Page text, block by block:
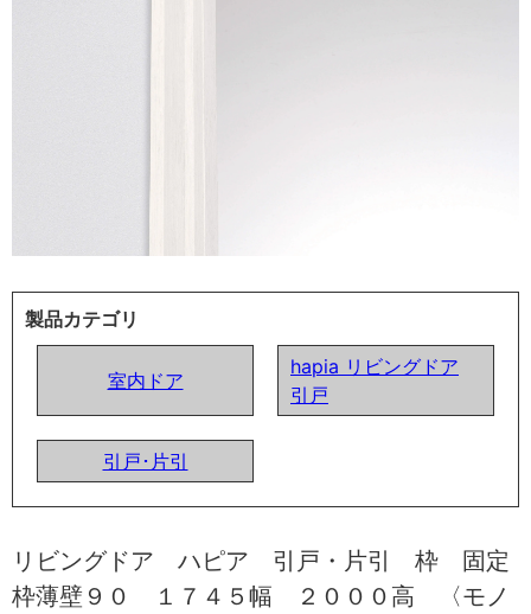
製品カテゴリ
室内ドア
hapia リビングドア
引戸
引戸･片引
リビングドア ハピア 引戸・片引 枠 固定
枠薄壁９０ １７４５幅 ２０００高 〈モノ